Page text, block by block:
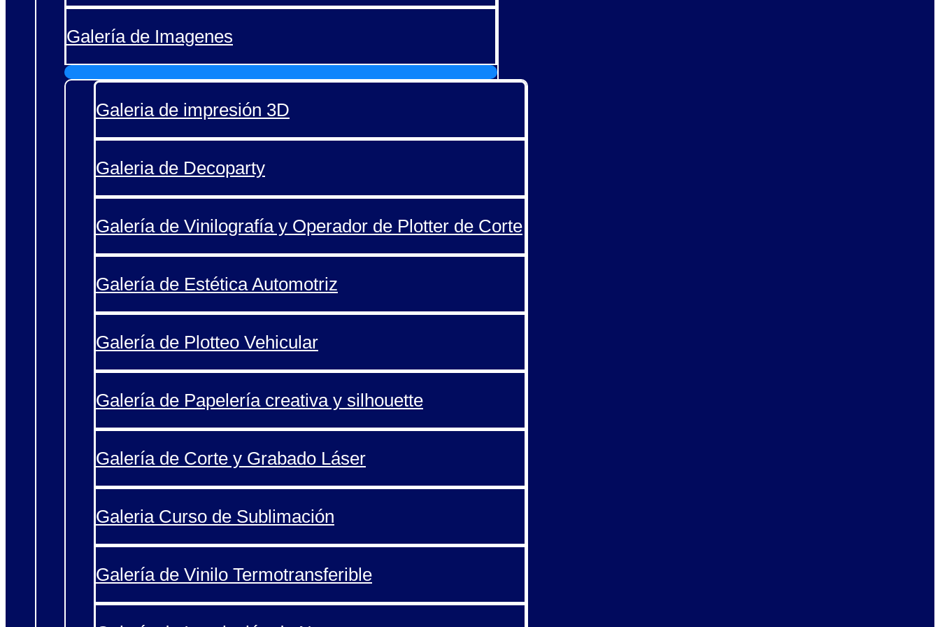
Galería de Imagenes
Galeria de impresión 3D
Galeria de Decoparty
Galería de Vinilografía y Operador de Plotter de Corte
Galería de Estética Automotriz
Galería de Plotteo Vehicular
Galería de Papelería creativa y silhouette
Galería de Corte y Grabado Láser
Galeria Curso de Sublimación
Galería de Vinilo Termotransferible